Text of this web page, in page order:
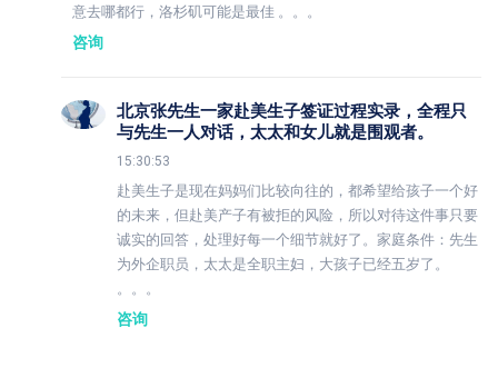
意去哪都行，洛杉矶可能是最佳 。。。
咨询
北京张先生一家赴美生子签证过程实录，全程只
与先生一人对话，太太和女儿就是围观者。
15:30:53
赴美生子是现在妈妈们比较向往的，都希望给孩子一个好
的未来，但赴美产子有被拒的风险，所以对待这件事只要
诚实的回答，处理好每一个细节就好了。家庭条件：先生
为外企职员，太太是全职主妇，大孩子已经五岁了。
。。。
咨询